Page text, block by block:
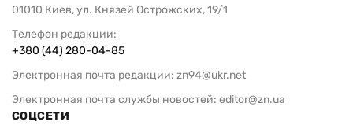
01010 Киев, ул. Князей Острожских, 19/1
Телефон редакции:
+380 (44) 280-04-85
Электронная почта редакции: zn94@ukr.net
Электронная почта службы новостей: editor@zn.ua
СОЦСЕТИ